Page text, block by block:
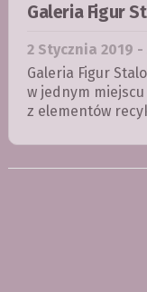
Galeria Figur
2 Stycznia 2019 -
Galeria Figur
w jednym
z elementów